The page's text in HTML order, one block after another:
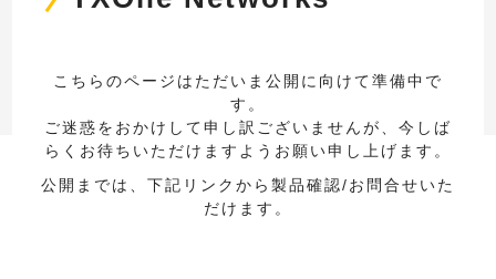
こちらのページはただいま公開に向けて準備中で
す。
ご迷惑をおかけして申し訳ございませんが、今しば
らくお待ちいただけますようお願い申し上げます。
公開までは、下記リンクから製品確認/お問合せいた
だけます。